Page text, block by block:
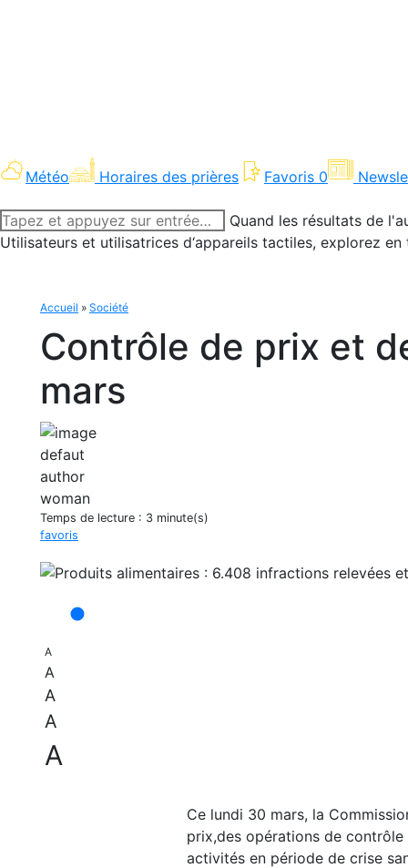
Météo Horaires des prières Favoris 0
Recherche
:
Quand les résultats de
Utilisateurs et utilisatrices d‘appareils tactiles, explorez
Accueil » Société
Contrôle de prix et
mars
Temps de lecture : 3 minute(s)
favoris
A
A
A
A
A
Ce lundi 30 mars, la
prix,des opérations de
activités en période de crise